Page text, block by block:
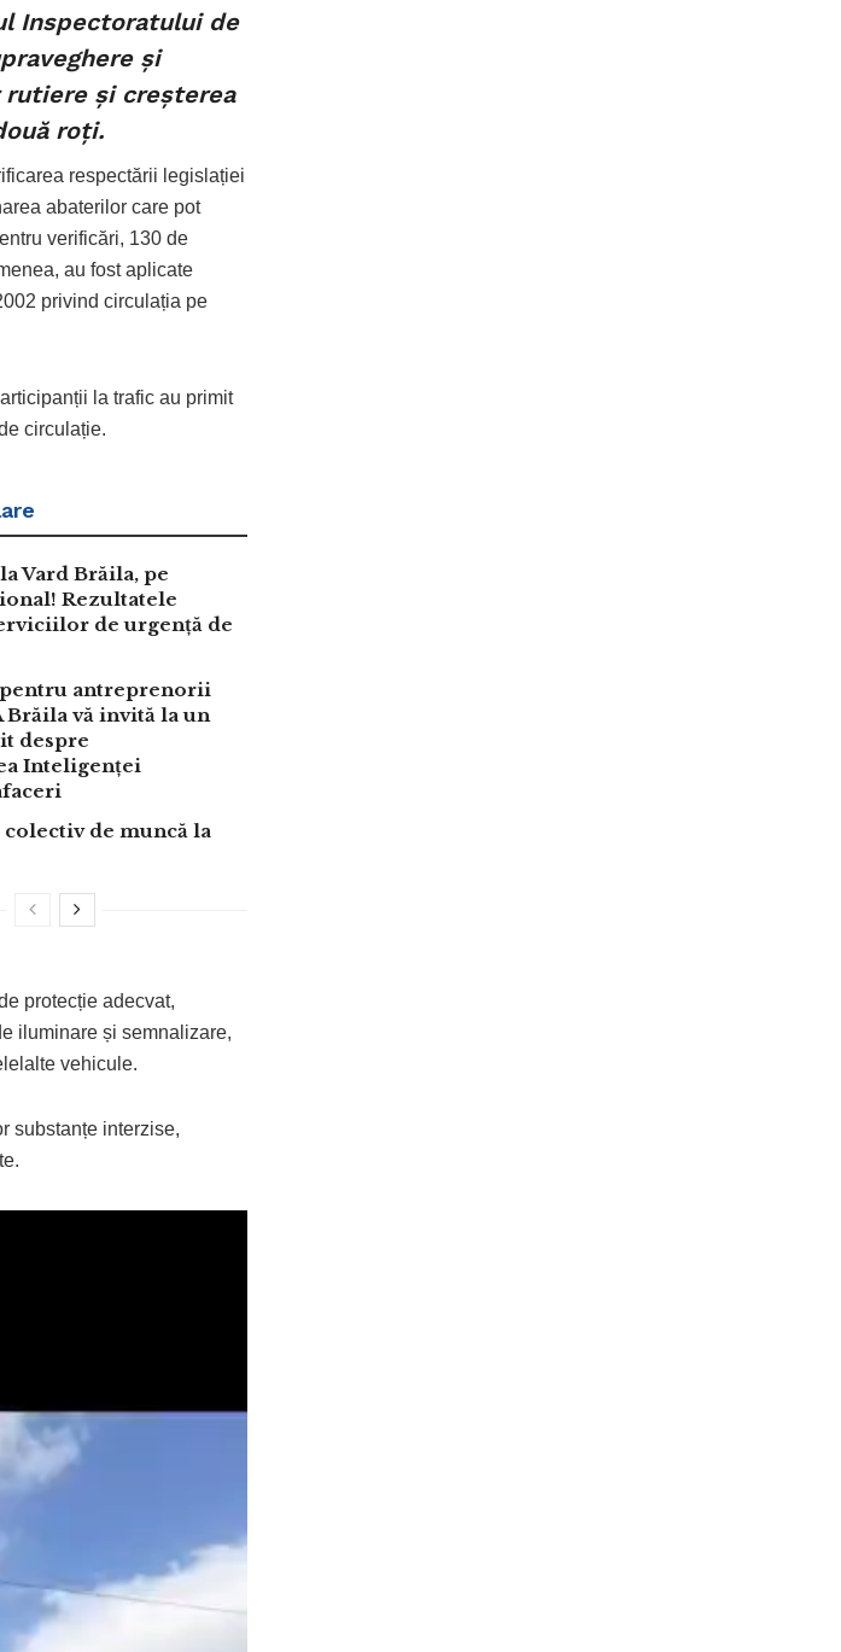
Inspectoratului de
și
și creșterea
roți.
respectării legislației
abaterilor care pot
verificări, 130 de
au fost aplicate
privind circulația pe
la trafic au primit
circulație.
Vard Brăila, pe
Rezultatele
de urgență de
antreprenorii
Brăila vă invită la un
despre
Inteligenței
de muncă la
protecție adecvat,
iluminare și semnalizare,
vehicule.
substanțe interzise,